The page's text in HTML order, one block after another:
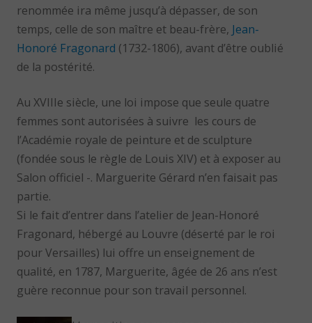
renommée ira même jusqu’à dépasser, de son
temps, celle de son maître et beau-frère, Jean-
Honoré Fragonard (1732-1806), avant d’être oublié
de la postérité.
Au XVIIIe siècle, une loi impose que seule quatre
femmes sont autorisées à suivre les cours de
l’Académie royale de peinture et de sculpture
(fondée sous le règle de Louis XIV) et à exposer au
Salon officiel -. Marguerite Gérard n’en faisait pas
partie.
Si le fait d’entrer dans l’atelier de Jean-Honoré
Fragonard, hébergé au Louvre (déserté par le roi
pour Versailles) lui offre un enseignement de
qualité, en 1787, Marguerite, âgée de 26 ans n’est
guère reconnue pour son travail personnel.